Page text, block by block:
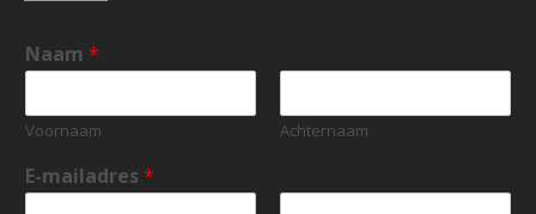
Naam *
Voornaam Achternaam
E-mailadres *